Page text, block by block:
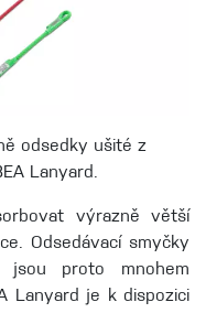
odsedky ušité z
Lanyard.
výrazně větší
Odsedávací smyčky
jsou proto mnohem
Lanyard je k dispozici